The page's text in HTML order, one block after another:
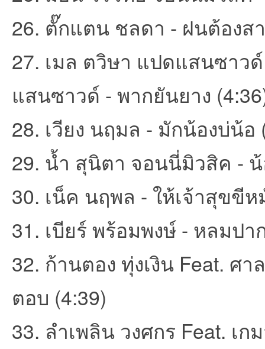
26. ตั๊กแตน ชลดา - ฝนต้องส
27. เมล ตวิษา แปดแสนซาว
แสนซาวด์ - พากยันยาง
28. เวียง นฤมล - มักน้องบ่น้อ
29. น้ำ สุนิตา จอนนี่มิวสิค -
30. เน็ค นฤพล - ให้เจ้าสุขขี
31. เบียร์ พร้อมพงษ์ - หลมปา
32. ก้านตอง ทุ่งเงิน Feat. ศ
ตอบ (4:39)
33. ลำเพลิน วงศกร Feat. เ